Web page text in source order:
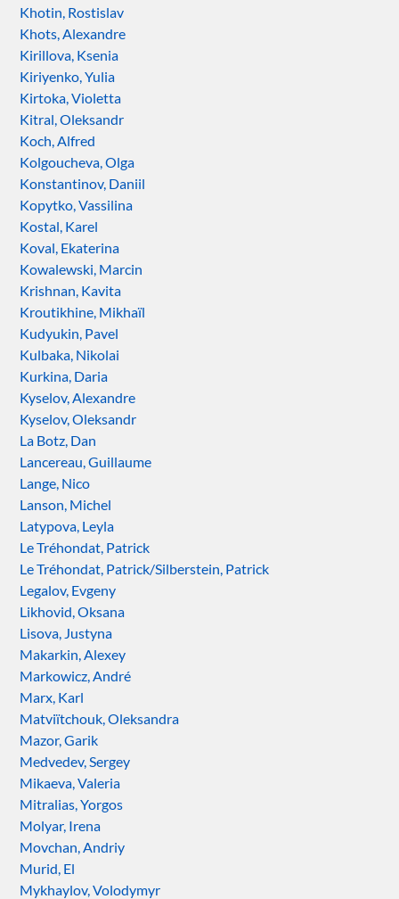
Khotin, Rostislav
Khots, Alexandre
Kirillova, Ksenia
Kiriyenko, Yulia
Kirtoka, Violetta
Kitral, Oleksandr
Koch, Alfred
Kolgoucheva, Olga
Konstantinov, Daniil
Kopytko, Vassilina
Kostal, Karel
Koval, Ekaterina
Kowalewski, Marcin
Krishnan, Kavita
Kroutikhine, Mikhaïl
Kudyukin, Pavel
Kulbaka, Nikolai
Kurkina, Daria
Kyselov, Alexandre
Kyselov, Oleksandr
La Botz, Dan
Lancereau, Guillaume
Lange, Nico
Lanson, Michel
Latypova, Leyla
Le Tréhondat, Patrick
Le Tréhondat, Patrick/Silberstein, Patrick
Legalov, Evgeny
Likhovid, Oksana
Lisova, Justyna
Makarkin, Alexey
Markowicz, André
Marx, Karl
Matviïtchouk, Oleksandra
Mazor, Garik
Medvedev, Sergey
Mikaeva, Valeria
Mitralias, Yorgos
Molyar, Irena
Movchan, Andriy
Murid, El
Mykhaylov, Volodymyr